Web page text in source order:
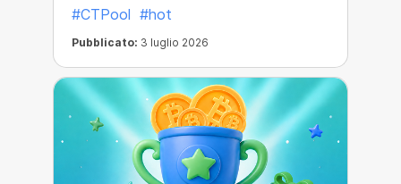
#CTPool #hot
Pubblicato: 3 luglio 2026